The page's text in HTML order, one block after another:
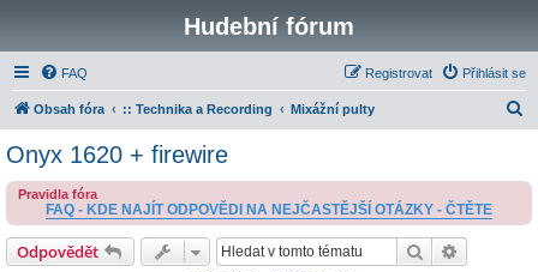
Hudební fórum
FAQ Přihlásit se
Registrovat
Obsah fóra :: Technika a Recording Mixážní pulty
a
Onyx 1620 + firewire
Pravidla fóra
FAQ - KDE NAJÍT ODPOVĚDI NA NEJČASTĚJŠÍ OTÁZKY - ČTĚTE
Odpovědět Hledat